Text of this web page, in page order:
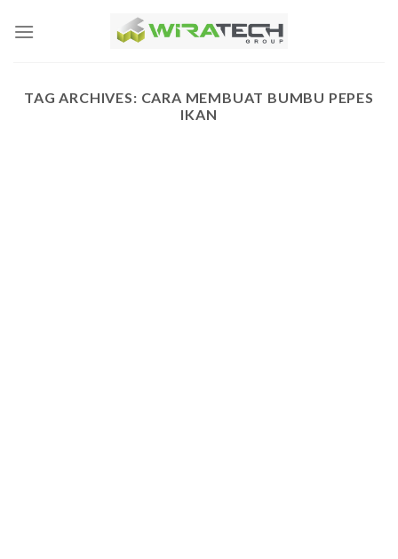
TAG ARCHIVES: CARA MEMBUAT BUMBU PEPES
IKAN